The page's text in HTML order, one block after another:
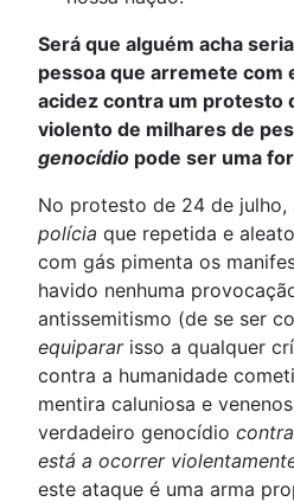
Será que alguém acha
pessoa que arremete com
acidez contra um protesto
violento de milhares de
genocídio pode ser uma
No protesto de 24 de julho,
polícia que repetida e
com gás pimenta os
havido nenhuma
antissemitismo (de se ser
equipararisso a qualquer
contra a humanidade
mentira caluniosa e
verdadeiro genocídio
está a ocorrer
este ataque é uma arma